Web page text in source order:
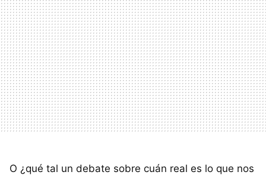
O ¿qué tal un debate sobre cuán real es lo que nos